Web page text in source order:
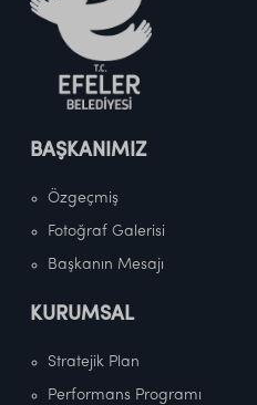
BAŞKANIMIZ
Özgeçmiş
Fotoğraf Galerisi
Başkanın Mesajı
KURUMSAL
Stratejik Plan
Performans Programı